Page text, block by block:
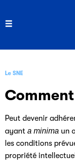
Le SNE
Comment
Peut devenir
ayant a minima un
les conditions
propriété